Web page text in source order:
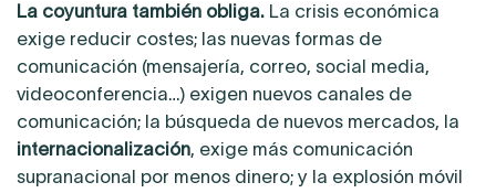
La coyuntura también obliga. La crisis económica
exige reducir costes; las nuevas formas de
comunicación (mensajería, correo, social media,
videoconferencia…) exigen nuevos canales de
comunicación; la búsqueda de nuevos mercados, la
internacionalización, exige más comunicación
supranacional por menos dinero; y la explosión móvil